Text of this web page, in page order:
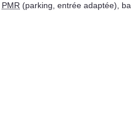
PMR (parking, entrée adaptée)